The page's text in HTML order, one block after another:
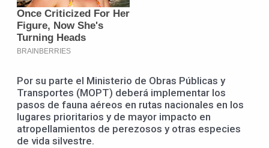
Por su parte el Ministerio de Obras Públicas y
Transportes (MOPT) deberá implementar los
pasos de fauna aéreos en rutas nacionales en los
lugares prioritarios y de mayor impacto en
atropellamientos de perezosos y otras especies
de vida silvestre.